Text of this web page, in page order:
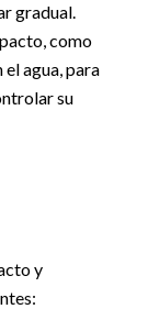
gradual.
como
agua, para
su
y